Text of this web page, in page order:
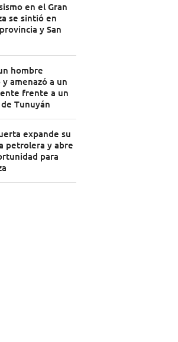
en el Gran
se sintió en
y San
hombre
amenazó a un
frente a un
Tunuyán
expande su
petrolera y abre
para